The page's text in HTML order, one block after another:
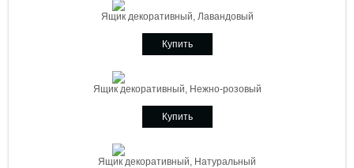
Ящик декоративный, Лавандовый
Купить
Ящик декоративный, Нежно-розовый
Купить
Ящик декоративный, Натуральный